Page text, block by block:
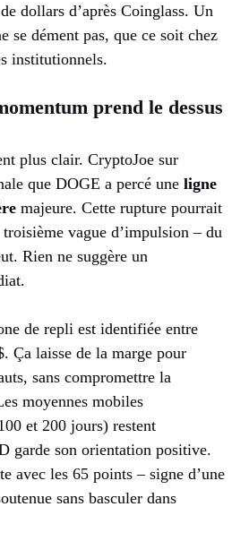
dollars d’après Coinglass. Un
se dément pas, que ce soit chez
institutionnels.
prend le dessus
plus clair. CryptoJoe sur
que DOGE a percé une ligne
majeure. Cette rupture pourrait
vague d’impulsion – du
Rien ne suggère un
de repli est identifiée entre
Ça laisse de la marge pour
sans compromettre la
moyennes mobiles
et 200 jours) restent
garde son orientation positive.
avec les 65 points – signe d’une
sans basculer dans